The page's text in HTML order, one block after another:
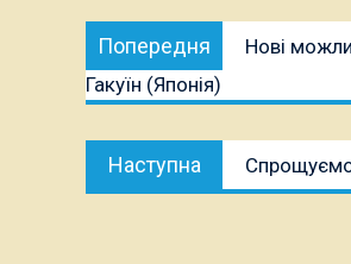
Навігація
записів
Попередня
публікація:
Нові
Гакуїн (Японія)
Наступна
публікація:
Спрощуємо